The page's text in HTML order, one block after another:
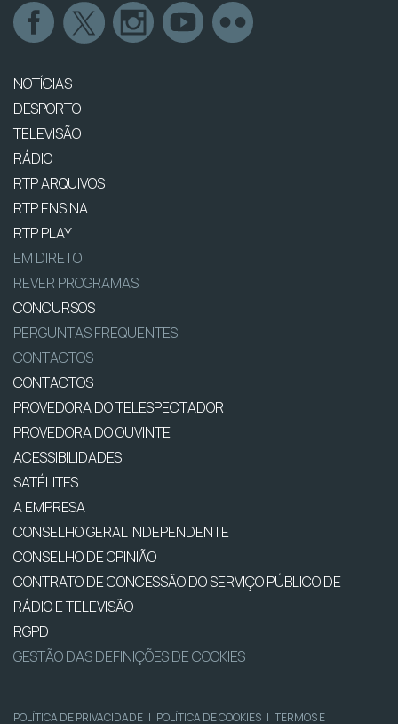
NOTÍCIAS
DESPORTO
TELEVISÃO
RÁDIO
RTP ARQUIVOS
RTP ENSINA
RTP PLAY
EM DIRETO
REVER PROGRAMAS
CONCURSOS
PERGUNTAS FREQUENTES
CONTACTOS
CONTACTOS
PROVEDORA DO TELESPECTADOR
PROVEDORA DO OUVINTE
ACESSIBILIDADES
SATÉLITES
A EMPRESA
CONSELHO GERAL INDEPENDENTE
CONSELHO DE OPINIÃO
CONTRATO DE CONCESSÃO DO SERVIÇO PÚBLICO DE
RÁDIO E TELEVISÃO
RGPD
GESTÃO DAS DEFINIÇÕES DE COOKIES
POLÍTICA DE PRIVACIDADE | POLÍTICA DE COOKIES | TERMOS E